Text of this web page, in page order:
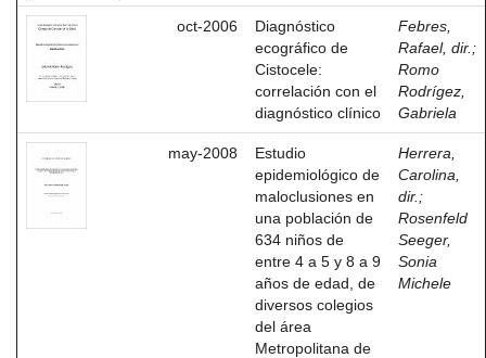
oct-2006
Diagnóstico
ecográfico de
Cistocele:
correlación con el
diagnóstico clínico
Febres,
Rafael, dir. ;
Romo
Rodrígez,
Gabriela
may-2008
Estudio
epidemiológico de
maloclusiones en
una población de
634 niños de
entre 4 a 5 y 8 a 9
años de edad, de
diversos colegios
del área
Metropolitana de
Herrera,
Carolina,
dir. ;
Rosenfeld
Seeger,
Sonia
Michele